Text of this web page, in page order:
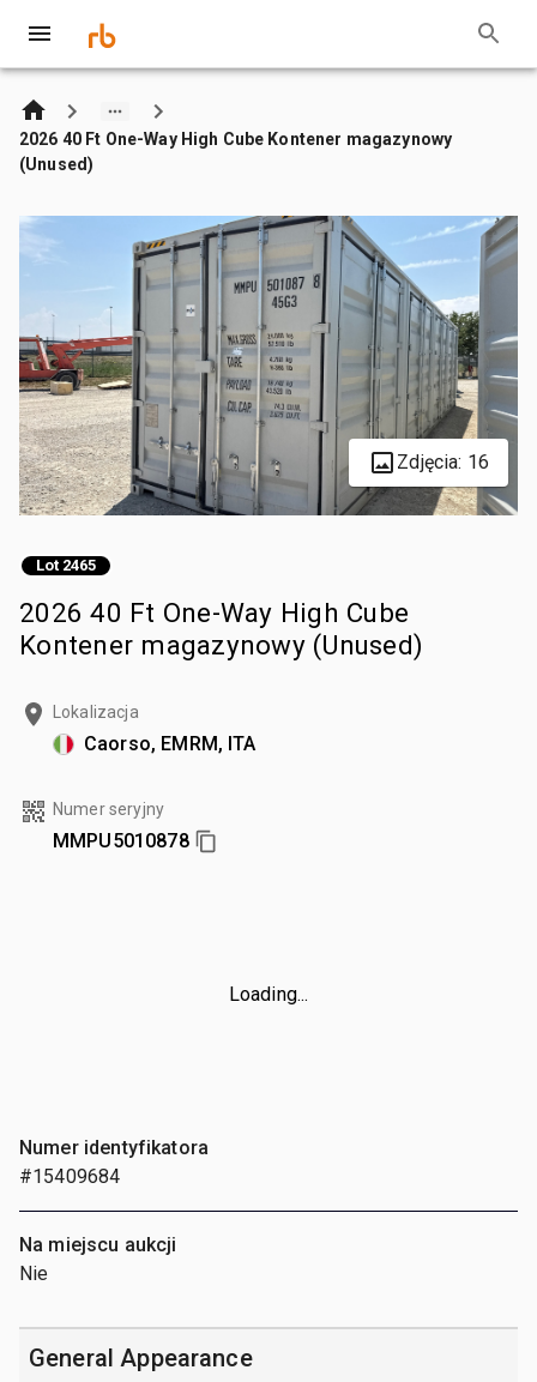
2026 40 Ft One-Way High Cube Kontener magazynowy
(Unused)
Zdjęcia: 16
Lot 2465
2026 40 Ft One-Way High Cube
Kontener magazynowy (Unused)
Lokalizacja
Caorso, EMRM, ITA
Numer seryjny
MMPU5010878
Loading...
Numer identyfikatora
#15409684
Na miejscu aukcji
Nie
General Appearance